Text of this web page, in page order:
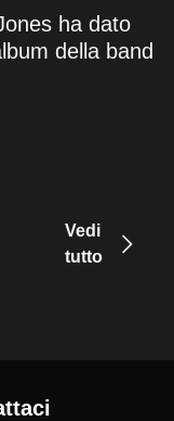
ha dato
della band
Vedi
tutto